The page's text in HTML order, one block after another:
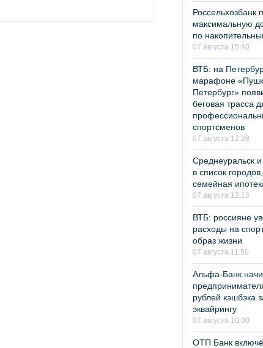
Россельхозбанк
максимальную
по
07 августа 15:40
ВТБ: на
марафоне
Петербург»
беговая трасса
спортсменов
07 августа 12:28
Среднеуральск
в список
семейная
07 августа 12:13
ВТБ: россияне
расходы на
образ жизни
07 августа 11:50
Альфа-Банк
рублей кэшбэка
эквайрингу
07 августа 10:00
ОТП Банк